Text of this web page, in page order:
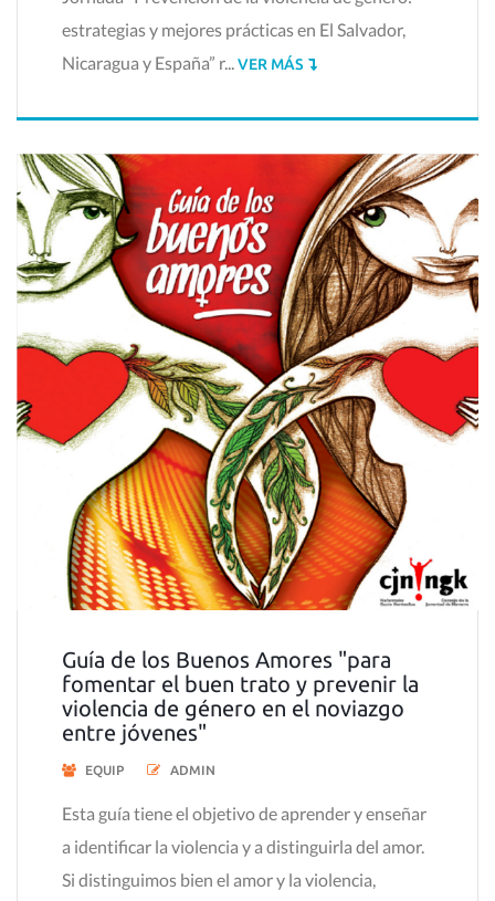
estrategias y mejores prácticas en El Salvador,
Nicaragua y España” r... VER MÁS
Guía de los Buenos Amores "para
fomentar el buen trato y prevenir la
violencia de género en el noviazgo
entre jóvenes"
EQUIP ADMIN
Esta guía tiene el objetivo de aprender y enseñar
a identificar la violencia y a distinguirla del amor.
Si distinguimos bien el amor y la violencia,